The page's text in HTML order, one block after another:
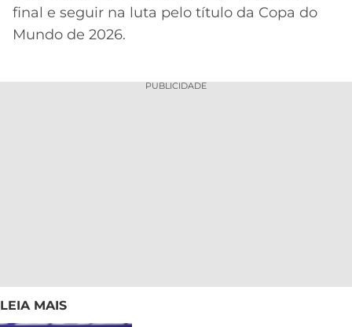
final e seguir na luta pelo título da Copa do
Mundo de 2026.
PUBLICIDADE
LEIA MAIS